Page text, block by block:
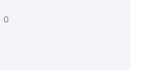
0